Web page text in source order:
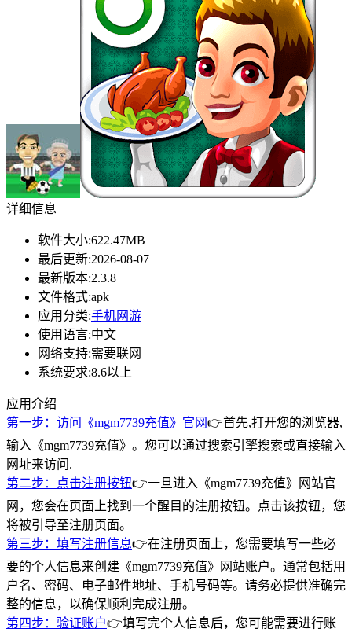
详细信息
软件大小:622.47MB
最后更新:2026-08-07
最新版本:2.3.8
文件格式:apk
应用分类:手机网游
使用语言:中文
网络支持:需要联网
系统要求:8.6以上
应用介绍
第一步：访问《mgm7739充值》官网👉首先,打开您的浏览器,
输入《mgm7739充值》。您可以通过搜索引擎搜索或直接输入
网址来访问.
第二步：点击注册按钮👉一旦进入《mgm7739充值》网站官
网，您会在页面上找到一个醒目的注册按钮。点击该按钮，您
将被引导至注册页面。
第三步：填写注册信息👉在注册页面上，您需要填写一些必
要的个人信息来创建《mgm7739充值》网站账户。通常包括用
户名、密码、电子邮件地址、手机号码等。请务必提供准确完
整的信息，以确保顺利完成注册。
第四步：验证账户👉填写完个人信息后，您可能需要进行账